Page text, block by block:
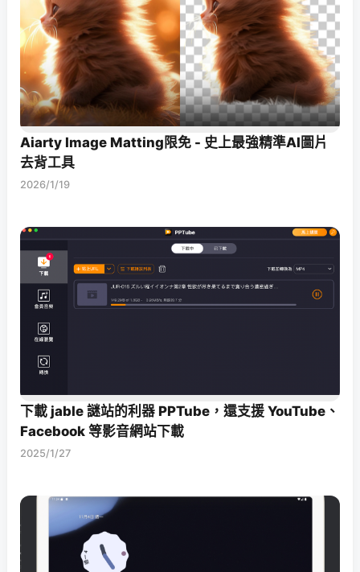
Aiarty Image Matting限免 - 史上最強精準AI圖片
去背工具
2026/1/19
下載 jable 謎站的利器 PPTube，還支援 YouTube、
Facebook 等影音網站下載
2025/1/27